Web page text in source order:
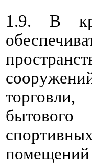
1.9. В